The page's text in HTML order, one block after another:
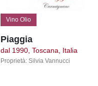
Vino Olio
Piaggia
dal 1990, Toscana, Italia
Proprietà: Silvia Vannucci